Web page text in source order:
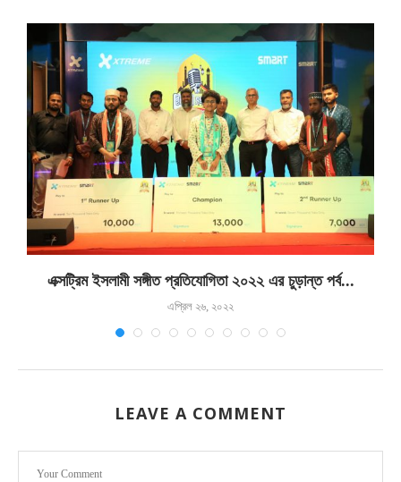
এক্সট্রিম ইসলামী সঙ্গীত প্রতিযোগিতা ২০২২ এর চুড়ান্ত পর্ব...
এপ্রিল ২৬, ২০২২
LEAVE A COMMENT